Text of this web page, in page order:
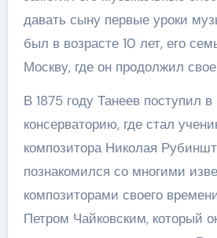
давать сыну первые уроки
был в возрасте 10 лет, его
Москву, где он продолжил
В 1875 году Танеев поступил
консерваторию, где стал
композитора Николая
познакомился со многими
композиторами своего
Петром Чайковским, который